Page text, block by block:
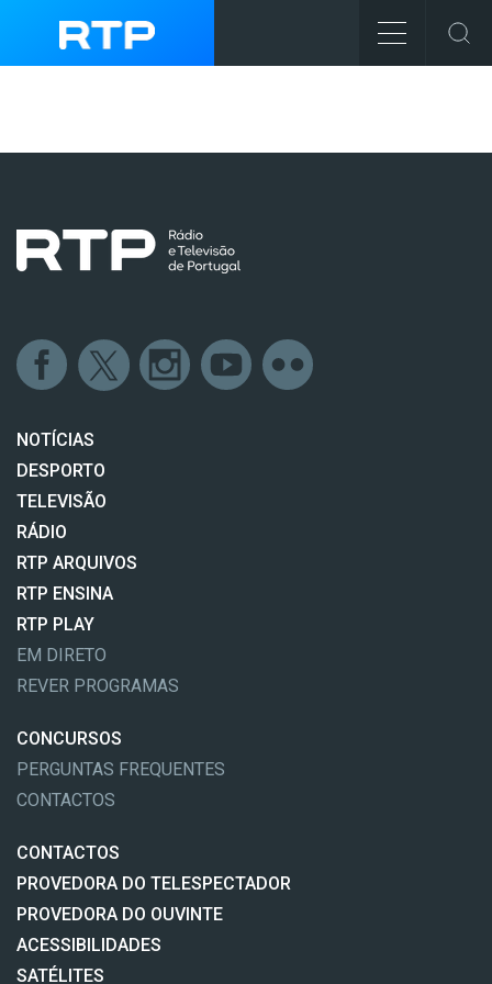
NOTÍCIAS
DESPORTO
TELEVISÃO
RÁDIO
RTP ARQUIVOS
RTP ENSINA
RTP PLAY
EM DIRETO
REVER PROGRAMAS
CONCURSOS
PERGUNTAS FREQUENTES
CONTACTOS
CONTACTOS
PROVEDORA DO TELESPECTADOR
PROVEDORA DO OUVINTE
ACESSIBILIDADES
SATÉLITES